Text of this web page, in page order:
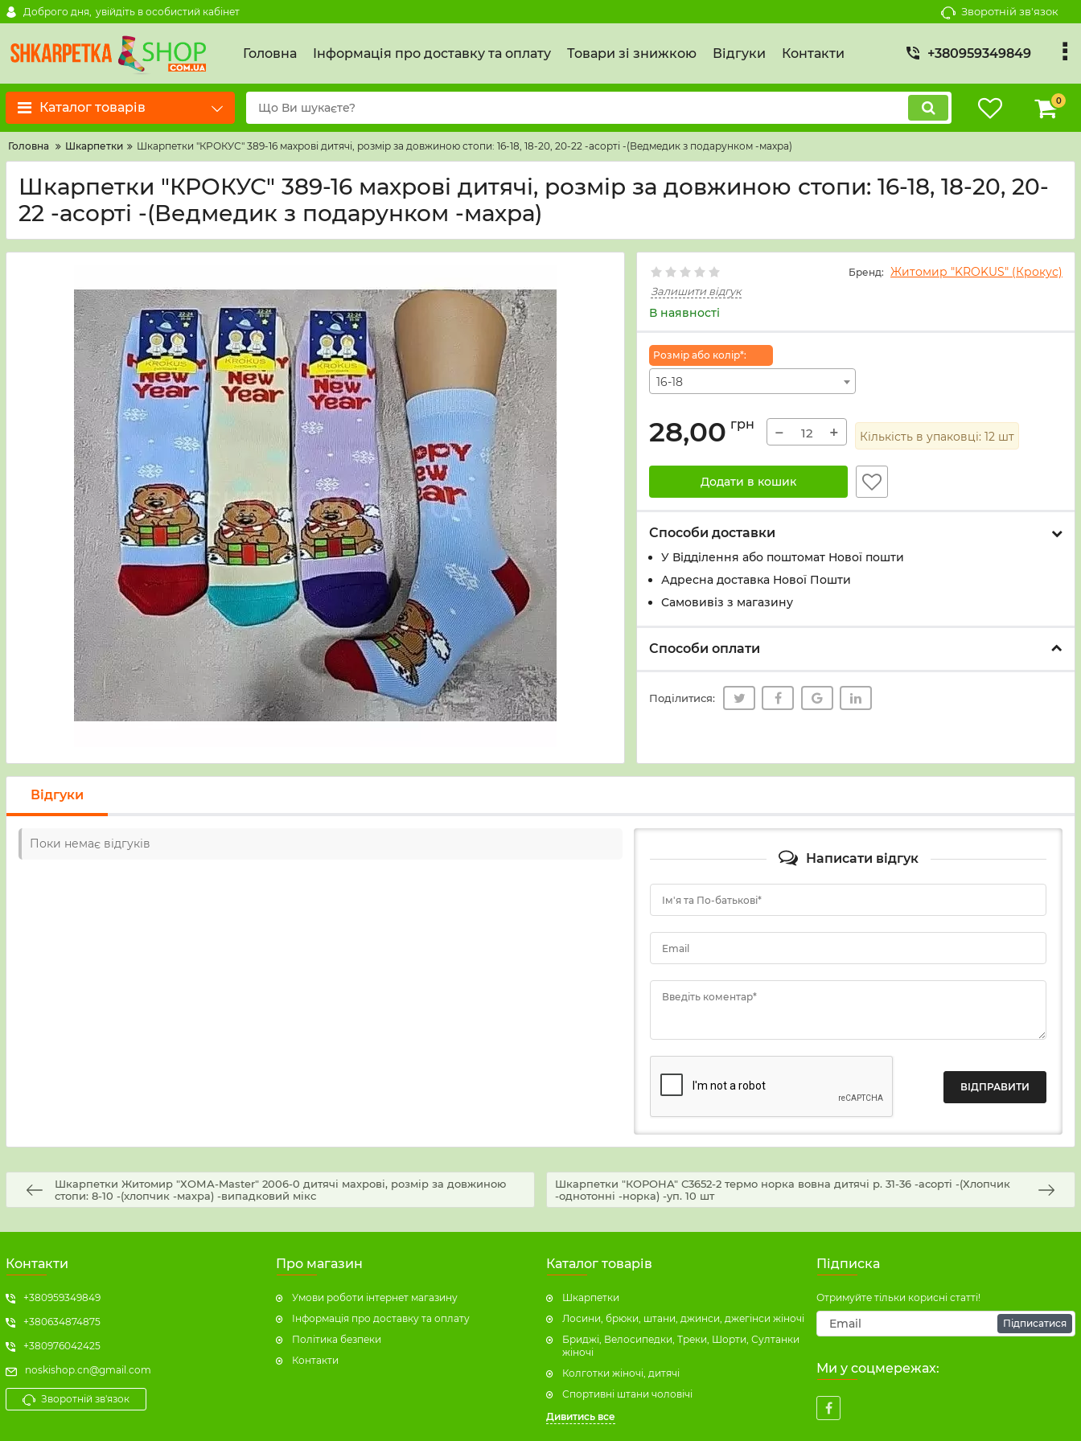
Доброго дня, увійдіть в особистий кабінет Зворотній зв'язок
Головна Інформація про доставку та оплату Товари зі знижкою Відгуки Контакти +380959349849
Каталог товарів 0
Головна Шкарпетки Шкарпетки "КРОКУС" 389-16 махрові дитячі, розмір за довжиною стопи: 16-18, 18-20, 20-22 -асорті -(Ведмедик з подарунком -махра)
Шкарпетки "КРОКУС" 389-16 махрові дитячі, розмір за довжиною стопи: 16-18, 18-20, 20-
22 -асорті -(Ведмедик з подарунком -махра)
Бренд: Житомир "KROKUS" (Крокус)
Залишити відгук
В наявності
Розмiр або колiр*:
16-18
28,00 грн − + Кількість в упаковці: 12 шт
Додати в кошик
Способи доставки
У Вiддiлення або поштомат Нової пошти
Адресна доставка Нової Пошти
Самовивіз з магазину
Способи оплати
Поділитися:
Відгуки
Поки немає відгуків
Написати відгук
Ім'я та По-батькові*
Email
Введіть коментар*
Шкарпетки Житомир "ХОМА-Master" 2006-0 дитячі махрові, розмір за довжиною
стопи: 8-10 -(хлопчик -махра) -випадковий мікс
Шкарпетки "КОРОНА" С3652-2 термо норка вовна дитячі р. 31-36 -асорті -(Хлопчик
-однотонні -норка) -уп. 10 шт
Контакти
+380959349849
+380634874875
+380976042425
noskishop.cn@gmail.com
Зворотній зв'язок
Про магазин
Умови роботи інтернет магазину
Інформація про доставку та оплату
Політика безпеки
Контакти
Каталог товарів
Шкарпетки
Лосини, брюки, штани, джинси, джегінси жіночі
Бриджі, Велосипедки, Треки, Шорти, Султанки
жіночі
Колготки жіночі, дитячі
Спортивні штани чоловічі
Дивитись все
Підписка
Отримуйте тільки корисні статті!
Підписатися
Ми у соцмережах: